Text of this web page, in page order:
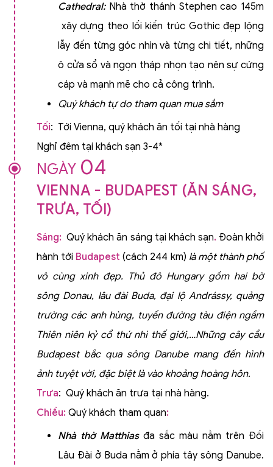
Cathedral:Nhà thờ thánh Stephen cao 145m
xây dựng theo lối kiến trúc Gothic đẹp lộng
lẫy đến từng góc nhìn và từng chi tiết, những
ô cửa sổ và ngọn tháp nhọn tạo nên sự cứng
cáp và mạnh mẽ cho cả công trình.
Quý khách tự do tham quan mua sắm
Tối: Tới Vienna, quý khách ăn tối tại nhà hàng
Nghỉ đêm tại khách sạn 3-4*
NGÀY 04
VIENNA - BUDAPEST (ĂN SÁNG,
TRƯA, TỐI)
Sáng: Quý khách ăn sáng tại khách sạn. Đoàn khởi
hành tới Budapest (cách 244 km) là một thành phố
vô cùng xinh đẹp. Thủ đô Hungary gồm hai bờ
sông Donau, lâu đài Buda, đại lộ Andrássy, quảng
trường các anh hùng, tuyến đường tàu điện ngầm
Thiên niên kỷ cổ thứ nhì thế giới,…Những cây cầu
Budapest bắc qua sông Danube mang đến hình
ảnh tuyệt vời, đặc biệt là vào khoảng hoàng hôn.
Trưa: Quý khách ăn trưa tại nhà hàng.
Chiều: Quý khách tham quan:
Nhà thờ Matthiasđa sắc màu nằm trên Đồi
Lâu Đài ở Buda nằm ở phía tây sông Danube.